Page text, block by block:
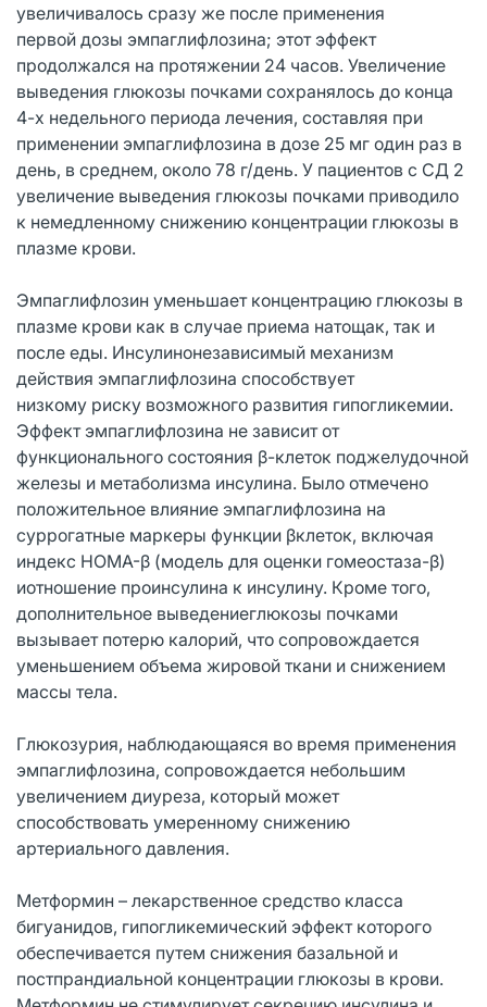
увеличивалось сразу же после применения
первой дозы эмпаглифлозина; этот эффект
продолжался на протяжении 24 часов. Увеличение
выведения глюкозы почками сохранялось до конца
4-х недельного периода лечения, составляя при
применении эмпаглифлозина в дозе 25 мг один раз в
день, в среднем, около 78 г/день. У пациентов с СД 2
увеличение выведения глюкозы почками приводило
к немедленному снижению концентрации глюкозы в
плазме крови.
Эмпаглифлозин уменьшает концентрацию глюкозы в
плазме крови как в случае приема натощак, так и
после еды. Инсулинонезависимый механизм
действия эмпаглифлозина способствует
низкому риску возможного развития гипогликемии.
Эффект эмпаглифлозина не зависит от
функционального состояния β-клеток поджелудочной
железы и метаболизма инсулина. Было отмечено
положительное влияние эмпаглифлозина на
суррогатные маркеры функции βклеток, включая
индекс HOMA-β (модель для оценки гомеостаза-β)
иотношение проинсулина к инсулину. Кроме того,
дополнительное выведениеглюкозы почками
вызывает потерю калорий, что сопровождается
уменьшением объема жировой ткани и снижением
массы тела.
Глюкозурия, наблюдающаяся во время применения
эмпаглифлозина, сопровождается небольшим
увеличением диуреза, который может
способствовать умеренному снижению
артериального давления.
Метформин – лекарственное средство класса
бигуанидов, гипогликемический эффект которого
обеспечивается путем снижения базальной и
постпрандиальной концентрации глюкозы в крови.